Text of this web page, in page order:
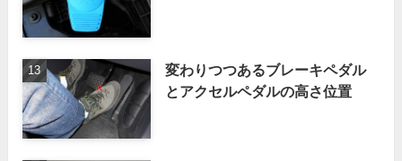
変わりつつあるブレーキペダル
とアクセルペダルの高さ位置